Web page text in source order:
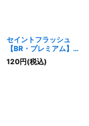
セイントフラッシュ
【BR・プレミアム】
{BP20-P54}《ビショッ
プ》
120円(税込)